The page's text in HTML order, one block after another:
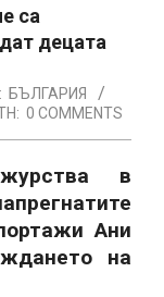
са
децата
БЪЛГАРИЯ
0 COMMENTS
в
Ани
на